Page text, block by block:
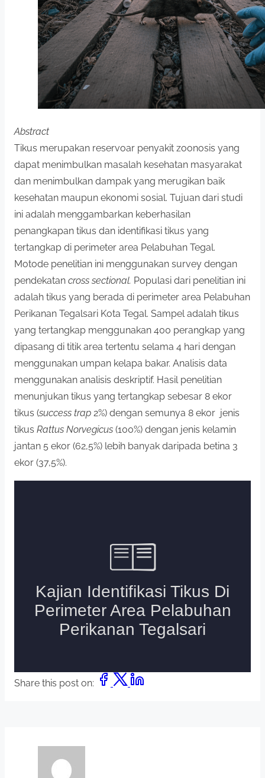
Abstract
Tikus merupakan reservoar penyakit zoonosis yang
dapat menimbulkan masalah kesehatan masyarakat
dan menimbulkan dampak yang merugikan baik
kesehatan maupun ekonomi sosial. Tujuan dari studi
ini adalah menggambarkan keberhasilan
penangkapan tikus dan identifikasi tikus yang
tertangkap di perimeter area Pelabuhan Tegal.
Motode penelitian ini menggunakan survey dengan
pendekatan cross sectional. Populasi dari penelitian ini
adalah tikus yang berada di perimeter area Pelabuhan
Perikanan Tegalsari Kota Tegal. Sampel adalah tikus
yang tertangkap menggunakan 400 perangkap yang
dipasang di titik area tertentu selama 4 hari dengan
menggunakan umpan kelapa bakar. Analisis data
menggunakan analisis deskriptif. Hasil penelitian
menunjukan tikus yang tertangkap sebesar 8 ekor
tikus (success trap 2%) dengan semunya 8 ekor jenis
tikus Rattus Norvegicus (100%) dengan jenis kelamin
jantan 5 ekor (62,5%) lebih banyak daripada betina 3
ekor (37,5%).
Share this post on: